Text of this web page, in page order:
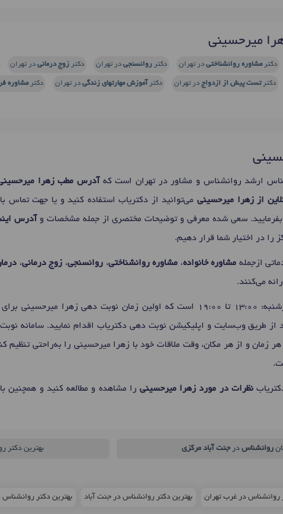
میرحسینی
دکترمشاوره روانشناختی در تهران دکتر روانسنجی در تهران دکتر زوج درمانی در تهران
دکترتست پیش از ازدواج در تهران دکتر آموزش مهارتهای زندگی در تهران دکترمشاوره
ارشد روانشناس و مشاور در تهران است که آدرس مطب زهرا
از زهرا میرحسینی می‌توانید از دکتریاب استفاده کنید و یا جهت تماس
بفرمایید. سعی شده معرفی و توضیحات مختصری از جمله مشخصات و آدرس
در اختیار شما قرار دهیم.
ازجمله مشاوره خانواده، مشاوره روانشناختی،روانسنجی، زوج درمانی،
می‌کنند.
میرحسینی برای
از طریق وب‌سایت و اپلیکیشن نوبت دهی دکتریاب اقدام نمایید. سامانه
زمان و از هر مکان، وقت ملاقات خود با زهرا میرحسینی را به‌راحتی تنظیم
نظرات در مورد زهرا میرحسینی را مشاهده و مطالعه کنید و همچنین
روانشناسدر جنت آباد مرکزی بهترین دکتر
روانشناس در غرب تهران بهترین دکتر روانشناس در جنت آباد بهترین دکتر روانشناس در